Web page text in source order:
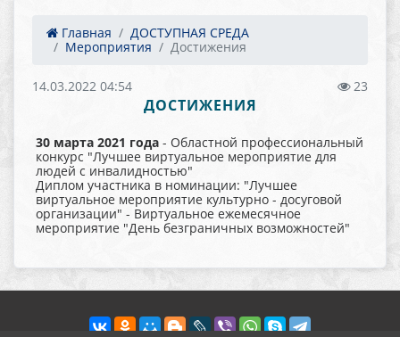
Главная
ДОСТУПНАЯ СРЕДА
Мероприятия
Достижения
14.03.2022 04:54 23
ДОСТИЖЕНИЯ
30 марта 2021 года - Областной профессиональный
конкурс "Лучшее виртуальное мероприятие для
людей с инвалидностью"
Диплом участника в номинации: "Лучшее
виртуальное мероприятие культурно - досуговой
организации" - Виртуальное ежемесячное
мероприятие "День безграничных возможностей"